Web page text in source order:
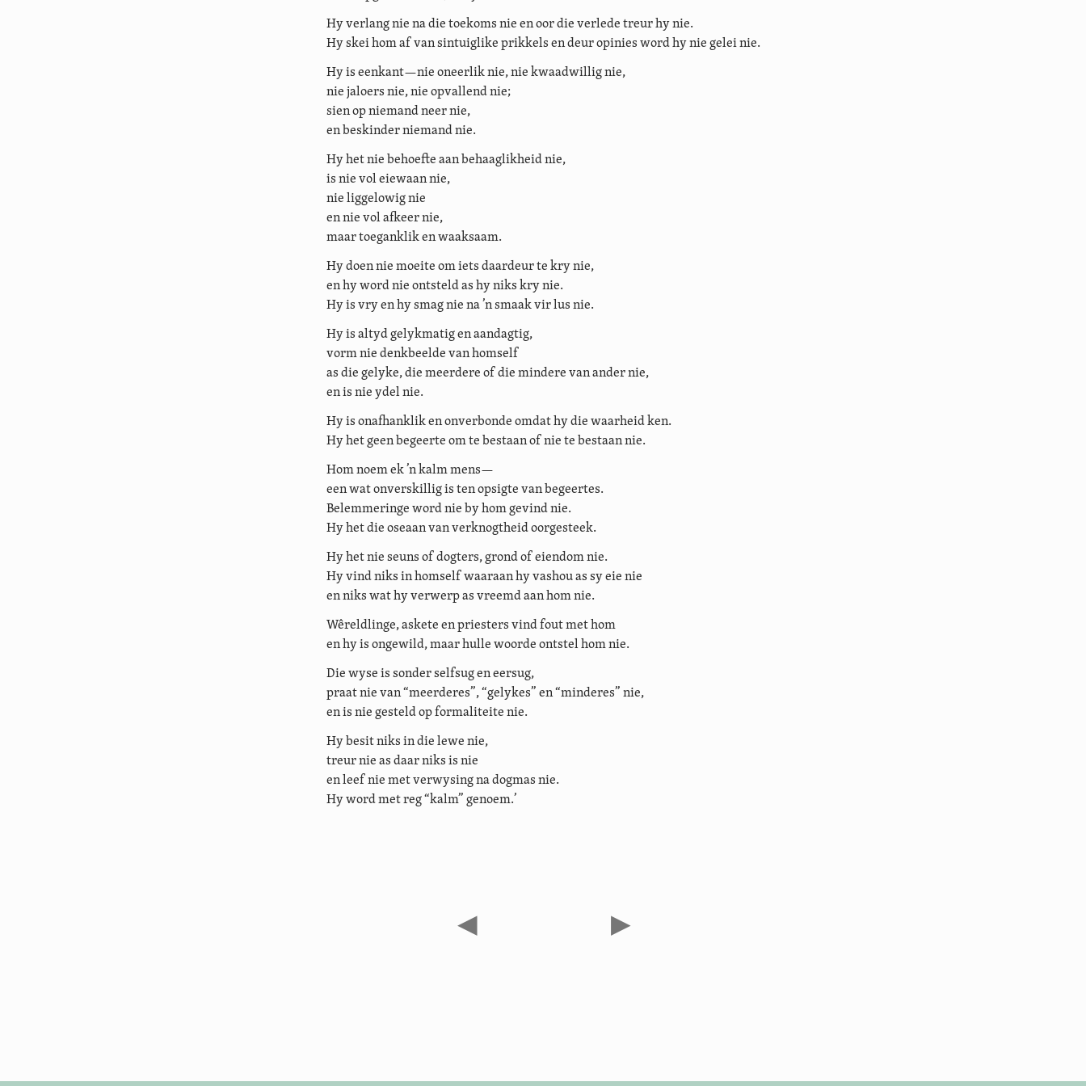
Hy verlang nie na die toekoms nie en oor die verlede treur hy nie.
Hy skei hom af van sintuiglike prikkels en deur opinies word hy nie gelei nie.
Hy is eenkant—nie oneerlik nie, nie kwaadwillig nie,
nie jaloers nie, nie opvallend nie;
sien op niemand neer nie,
en beskinder niemand nie.
Hy het nie behoefte aan behaaglikheid nie,
is nie vol eiewaan nie,
nie liggelowig nie
en nie vol afkeer nie,
maar toeganklik en waaksaam.
Hy doen nie moeite om iets daardeur te kry nie,
en hy word nie ontsteld as hy niks kry nie.
Hy is vry en hy smag nie na ’n smaak vir lus nie.
Hy is altyd gelykmatig en aandagtig,
vorm nie denkbeelde van homself
as die gelyke, die meerdere of die mindere van ander nie,
en is nie ydel nie.
Hy is onafhanklik en onverbonde omdat hy die waarheid ken.
Hy het geen begeerte om te bestaan of nie te bestaan nie.
Hom noem ek ’n kalm mens—
een wat onverskillig is ten opsigte van begeertes.
Belemmeringe word nie by hom gevind nie.
Hy het die oseaan van verknogtheid oorgesteek.
Hy het nie seuns of dogters, grond of eiendom nie.
Hy vind niks in homself waaraan hy vashou as sy eie nie
en niks wat hy verwerp as vreemd aan hom nie.
Wêreldlinge, askete en priesters vind fout met hom
en hy is ongewild, maar hulle woorde ontstel hom nie.
Die wyse is sonder selfsug en eersug,
praat nie van “meerderes”, “gelykes” en “minderes” nie,
en is nie gesteld op formaliteite nie.
Hy besit niks in die lewe nie,
treur nie as daar niks is nie
en leef nie met verwysing na dogmas nie.
Hy word met reg “kalm” genoem.’
◀ ▶